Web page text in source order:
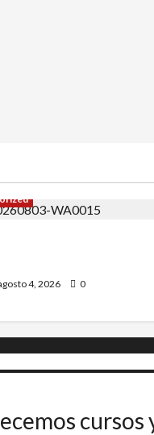
4, 2026 0
cursos